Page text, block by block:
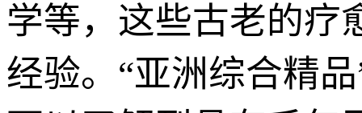
学等，这些古老的疗
经验。“亚洲综合精